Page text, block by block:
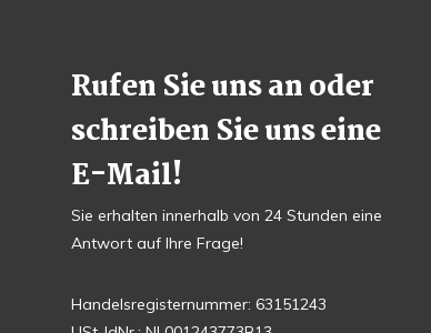
Rufen Sie uns an oder
schreiben Sie uns eine
E-Mail!
Sie erhalten innerhalb von 24 Stunden eine
Antwort auf Ihre Frage!
Handelsregisternummer: 63151243